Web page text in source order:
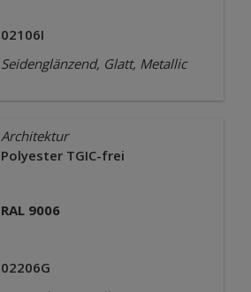
02106I
Seidenglänzend, Glatt, Metallic
Architektur
Polyester TGIC-frei
RAL 9006
02206G